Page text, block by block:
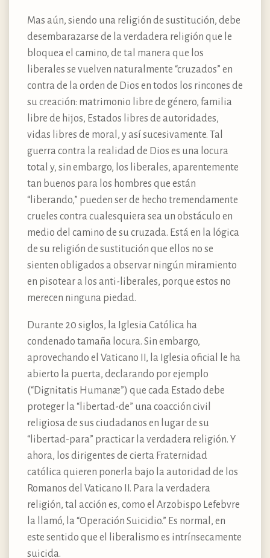
Mas aún, siendo una religión de sustitución, debe
desembarazarse de la verdadera religión que le
bloquea el camino, de tal manera que los
liberales se vuelven naturalmente “cruzados” en
contra de la orden de Dios en todos los rincones de
su creación: matrimonio libre de género, familia
libre de hijos, Estados libres de autoridades,
vidas libres de moral, y así sucesivamente. Tal
guerra contra la realidad de Dios es una locura
total y, sin embargo, los liberales, aparentemente
tan buenos para los hombres que están
“liberando,” pueden ser de hecho tremendamente
crueles contra cualesquiera sea un obstáculo en
medio del camino de su cruzada. Está en la lógica
de su religión de sustitución que ellos no se
sienten obligados a observar ningún miramiento
en pisotear a los anti-liberales, porque estos no
merecen ninguna piedad.
Durante 20 siglos, la Iglesia Católica ha
condenado tamaña locura. Sin embargo,
aprovechando el Vaticano II, la Iglesia oficial le ha
abierto la puerta, declarando por ejemplo
(“Dignitatis Humanæ”) que cada Estado debe
proteger la “libertad-de” una coacción civil
religiosa de sus ciudadanos en lugar de su
“libertad-para” practicar la verdadera religión. Y
ahora, los dirigentes de cierta Fraternidad
católica quieren ponerla bajo la autoridad de los
Romanos del Vaticano II. Para la verdadera
religión, tal acción es, como el Arzobispo Lefebvre
la llamó, la “Operación Suicidio.” Es normal, en
este sentido que el liberalismo es intrínsecamente
suicida.